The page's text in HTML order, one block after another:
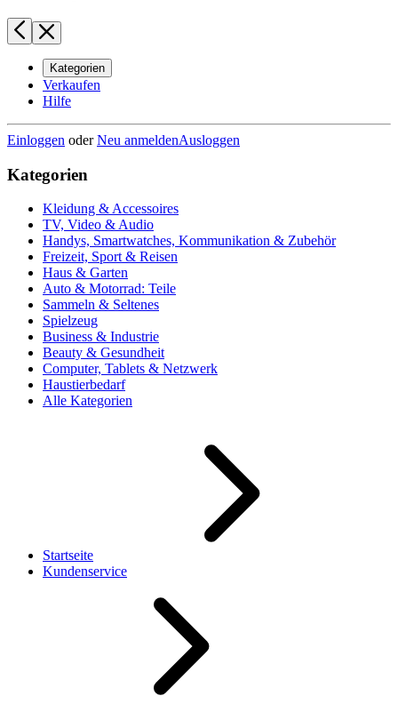
Kategorien
Verkaufen
Hilfe
Einloggen oderNeu anmeldenAusloggen
Kategorien
Kleidung & Accessoires
TV, Video & Audio
Handys, Smartwatches, Kommunikation & Zubehör
Freizeit, Sport & Reisen
Haus & Garten
Auto & Motorrad: Teile
Sammeln & Seltenes
Spielzeug
Business & Industrie
Beauty & Gesundheit
Computer, Tablets & Netzwerk
Haustierbedarf
Alle Kategorien
Startseite
Kundenservice